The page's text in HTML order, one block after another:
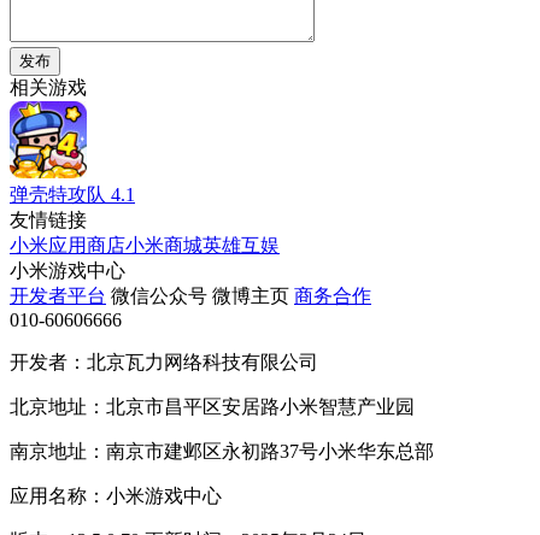
发布
相关游戏
弹壳特攻队 4.1
友情链接
小米应用商店小米商城英雄互娱
小米游戏中心
开发者平台 微信公众号 微博主页 商务合作
010-60606666
开发者：北京瓦力网络科技有限公司
北京地址：北京市昌平区安居路小米智慧产业园
南京地址：南京市建邺区永初路37号小米华东总部
应用名称：小米游戏中心